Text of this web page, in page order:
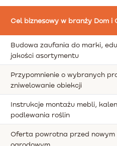
Cel biznesowy w branży Dom i
Budowa zaufania do marki,
jakości asortymentu
Przypomnienie o wybranych
zniwelowanie obiekcji
Instrukcje montażu mebli,
podlewania roślin
Oferta powrotna przed nowym
ogrodowym